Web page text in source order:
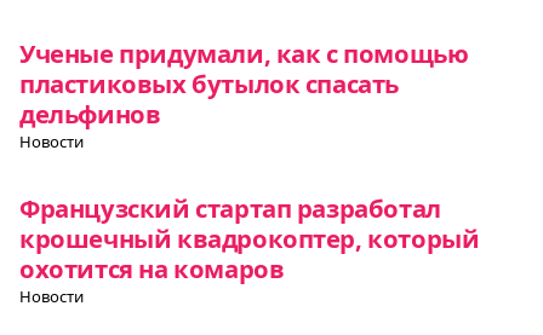
Ученые придумали, как с помощью
пластиковых бутылок спасать
дельфинов
Новости
Французский стартап разработал
крошечный квадрокоптер, который
охотится на комаров
Новости